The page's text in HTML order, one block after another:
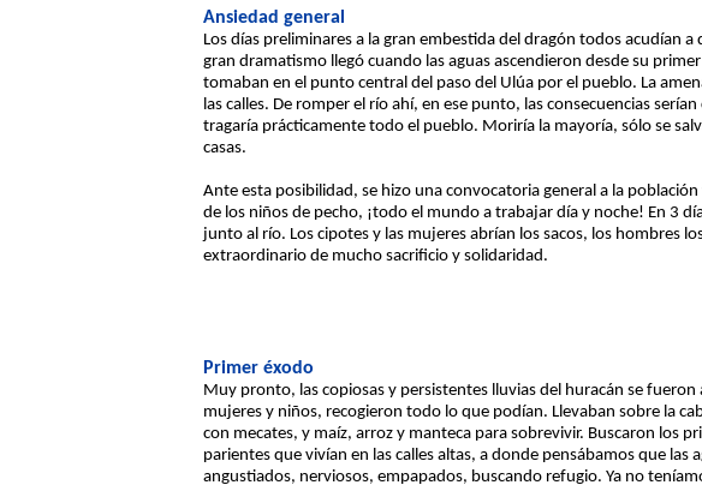
Ansiedad general
Los días preliminares a la gran embestida del dragón todos acudían
gran dramatismo llegó cuando las aguas ascendieron desde su
tomaban en el punto central del paso del Ulúa por el pueblo. La
las calles. De romper el río ahí, en ese punto, las consecuencias
tragaría prácticamente todo el pueblo. Moriría la mayoría, sólo se
casas.
Ante esta posibilidad, se hizo una convocatoria general a la
de los niños de pecho, ¡todo el mundo a trabajar día y noche! En 3
junto al río. Los cipotes y las mujeres abrían los sacos, los hombres
extraordinario de mucho sacrificio y solidaridad.
Primer éxodo
Muy pronto, las copiosas y persistentes lluvias del huracán se
mujeres y niños, recogieron todo lo que podían. Llevaban sobre la
con mecates, y maíz, arroz y manteca para sobrevivir. Buscaron los
parientes que vivían en las calles altas, a donde pensábamos que
angustiados, nerviosos, empapados, buscando refugio. Ya no